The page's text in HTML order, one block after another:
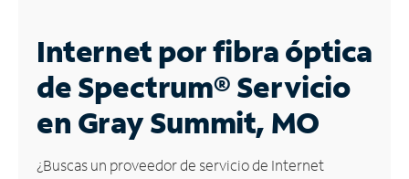
Business
Contáctanos
Inglés
Internet por fibra óptica
de Spectrum®Servicio
en Gray Summit, MO
¿Buscas un proveedor de servicio de Internet